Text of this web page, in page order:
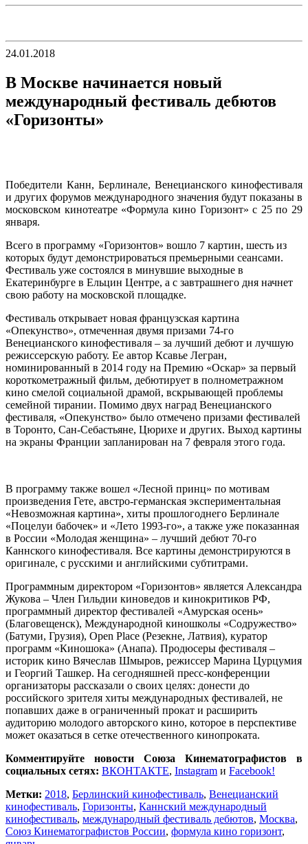
24.01.2018
В Москве начинается новый
международный фестиваль дебютов
«Горизонты»
Победители Канн, Берлинале, Венецианского кинофестиваля
и других форумов международного значения будут показаны в
московском кинотеатре «Формула кино Горизонт» с 25 по 29
января.
Всего в программу «Горизонтов» вошло 7 картин, шесть из
которых будут демонстрироваться премьерными сеансами.
Фестиваль уже состоялся в минувшие выходные в
Екатеринбурге в Ельцин Центре, а с завтрашнего дня начнет
свою работу на московской площадке.
Фестиваль открывает новая французская картина
«Опекунство», отмеченная двумя призами 74-го
Венецианского кинофестиваля – за лучший дебют и лучшую
режиссерскую работу. Ее автор Ксавье Легран,
номинированный в 2014 году на Премию «Оскар» за первый
короткометражный фильм, дебютирует в полнометражном
кино смелой социальной драмой, вскрывающей проблемы
семейной тирании. Помимо двух наград Венецианского
фестиваля, «Опекунство» было отмечено призами фестивалей
в Торонто, Сан-Себастьяне, Цюрихе и других. Выход картины
на экраны Франции запланирован на 7 февраля этого года.
В программу также вошел «Лесной принц» по мотивам
произведения Гете, австро-германская экспериментальная
«Невозможная картина», хиты прошлогоднего Берлинале
«Поцелуи бабочек» и «Лето 1993-го», а также уже показанная
в России «Молодая женщина» – лучший дебют 70-го
Каннского кинофестиваля. Все картины демонстрируются в
оригинале, с русскими и английскими субтитрами.
Программным директором «Горизонтов» является Александра
Жукова – Член Гильдии киноведов и кинокритиков РФ,
программный директор фестивалей «Амурская осень»
(Благовещенск), Международной киношколы «Содружество»
(Батуми, Грузия), Open Place (Резекне, Латвия), куратор
программ «Киношока» (Анапа). Продюсеры фестиваля –
историк кино Вячеслав Шмыров, режиссер Марина Цурцумия
и Георгий Ташкер. На сегодняшней пресс-конференции
организаторы рассказали о своих целях: донести до
российского зрителя хиты международных фестивалей, не
попавших даже в ограниченный прокат и расширить
аудиторию молодого авторского кино, которое в перспективе
может оказаться в сетке отечественного кинопроката.
Комментируйте новости Союза Кинематографистов в
социальных сетях: ВКОНТАКТЕ, Instagram и Facebook!
Метки: 2018, Берлинский кинофестиваль, Венецианский
кинофестиваль, Горизонты, Каннский международный
кинофестиваль, международный фестиваль дебютов, Москва,
Союз Кинематографистов России, формула кино горизонт,